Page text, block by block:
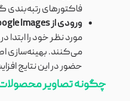
فاکتورهای رتبه‌بندی
ورودی از Google Images:
می‌کنند. بهینه‌سازی
حضور در این نتایج
چگونه تصاویر محصولات